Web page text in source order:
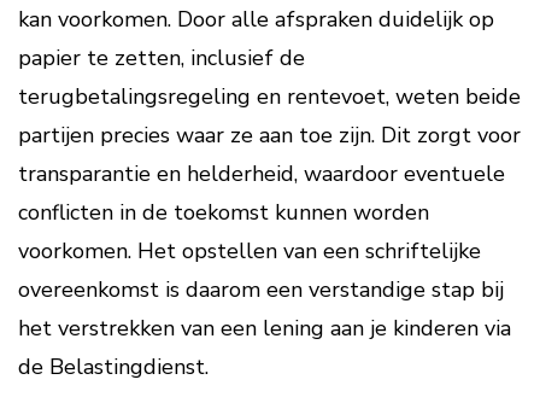
kan voorkomen. Door alle afspraken duidelijk op
papier te zetten, inclusief de
terugbetalingsregeling en rentevoet, weten beide
partijen precies waar ze aan toe zijn. Dit zorgt voor
transparantie en helderheid, waardoor eventuele
conflicten in de toekomst kunnen worden
voorkomen. Het opstellen van een schriftelijke
overeenkomst is daarom een verstandige stap bij
het verstrekken van een lening aan je kinderen via
de Belastingdienst.